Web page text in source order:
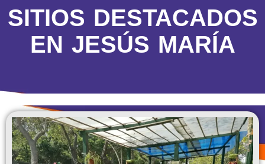
SITIOS DESTACADOS
EN JESÚS MARÍA